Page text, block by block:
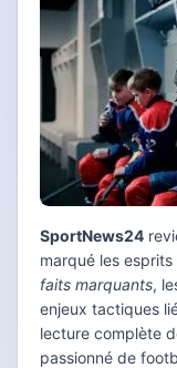
SportNews24
marqué les
faits marquants,
enjeux tactiques
lecture complète
passionné de